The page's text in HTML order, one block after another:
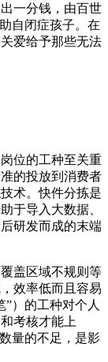
一分钱，由百世
自闭症孩子。在
爱给予那些无法
位的工种至关重
的投放到消费者
术。快件分拣是
于导入大数据、
研发而成的末端
盖区域不规则等
效率低而且容易
）的工种对个人
考核才能上
量的不足，是影